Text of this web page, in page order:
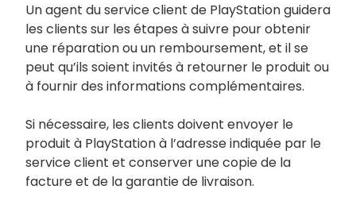
Un agent du service client de PlayStation guidera
les clients sur les étapes à suivre pour obtenir
une réparation ou un remboursement, et il se
peut qu’ils soient invités à retourner le produit ou
à fournir des informations complémentaires.
Si nécessaire, les clients doivent envoyer le
produit à PlayStation à l’adresse indiquée par le
service client et conserver une copie de la
facture et de la garantie de livraison.